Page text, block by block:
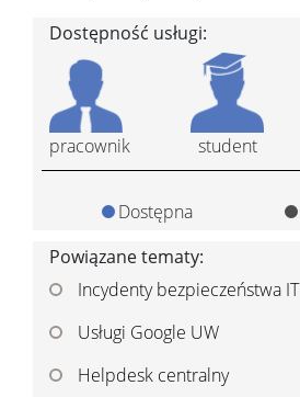
Dostępność usługi:
pracownik student
Dostępna
Powiązane tematy:
Incydenty bezpieczeństwa IT
Usługi Google UW
Helpdesk centralny